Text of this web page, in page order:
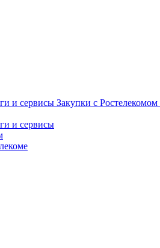
и сервисы Закупки с Ростелекомом
и сервисы